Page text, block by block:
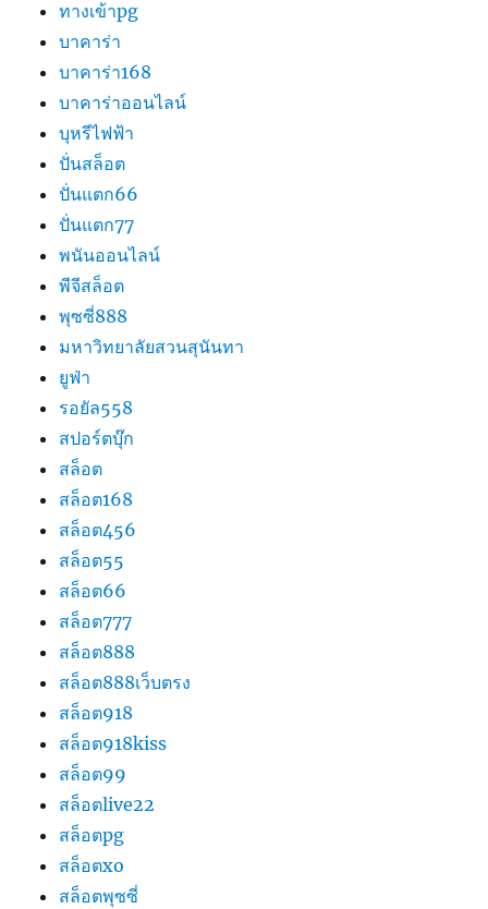
ทางเข้าpg
บาคาร่า
บาคาร่า168
บาคาร่าออนไลน์
บุหรีไฟฟ้า
ปั่นสล็อต
ปั่นแตก66
ปั่นแตก77
พนันออนไลน์
พีจีสล็อต
พุซซี่888
มหาวิทยาลัยสวนสุนันทา
ยูฟ่า
รอยัล558
สปอร์ตบุ๊ก
สล็อต
สล็อต168
สล็อต456
สล็อต55
สล็อต66
สล็อต777
สล็อต888
สล็อต888เว็บตรง
สล็อต918
สล็อต918kiss
สล็อต99
สล็อตlive22
สล็อตpg
สล็อตxo
สล็อตพุซซี่